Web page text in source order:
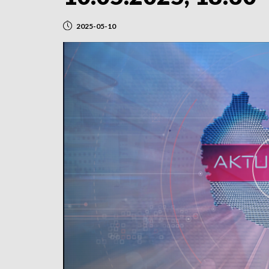
2025-05-10